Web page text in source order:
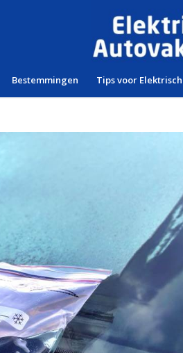
Bestemmingen Tips voor